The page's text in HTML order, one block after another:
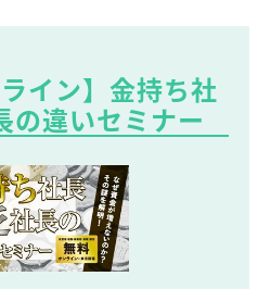
イン】金持ち社
の違いセミナー